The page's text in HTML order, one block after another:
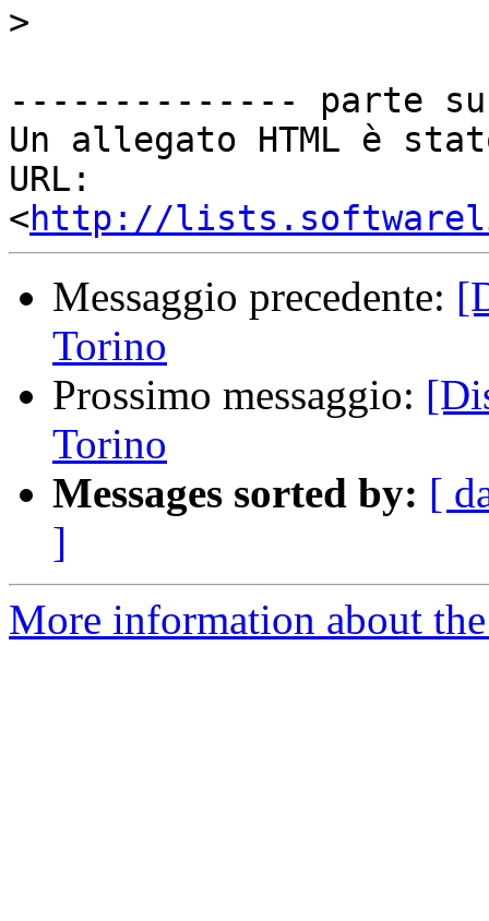
>
-------------- parte
Un allegato HTML è
URL:
<http://
Messaggio precedente:
Torino
Prossimo messaggio:
Torino
Messages sorted by: [
]
More information about